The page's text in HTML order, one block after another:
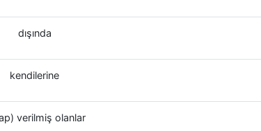
dışında
kendilerine
verilmiş olanlar